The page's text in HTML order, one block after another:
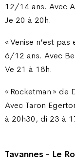
12/14 ans. Avec
Je 20 à 20h.
« Venise n’est
6/12 ans. Avec
Ve 21 à 18h.
« Rocketman »
Avec Taron
à 20h30, di 23 à
Tavannes - Le